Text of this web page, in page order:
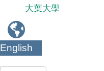
English
大葉大學